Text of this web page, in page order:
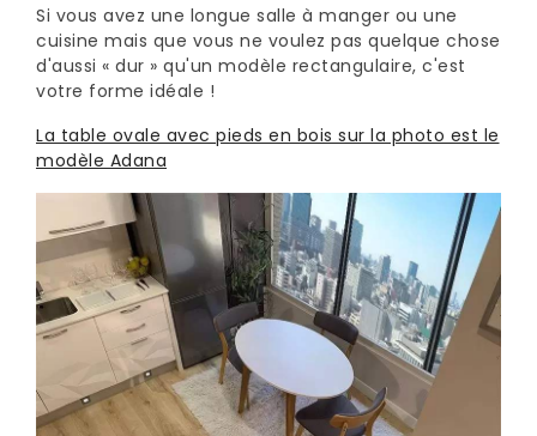
Si vous avez une longue salle à manger ou une
cuisine mais que vous ne voulez pas quelque chose
d'aussi « dur » qu'un modèle rectangulaire, c'est
votre forme idéale !
La table ovale avec pieds en bois sur la photo est le
modèle Adana